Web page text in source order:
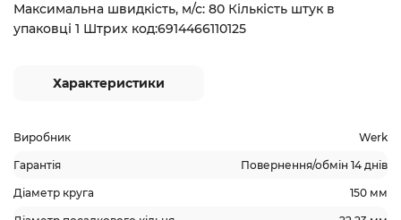
Максимальна швидкість, м/с: 80 Кількість штук в
упаковці 1 Штрих код:6914466110125
Характеристики
Виробник Werk
Гарантія Повернення/обмін 14 днів
Діаметр круга 150 мм